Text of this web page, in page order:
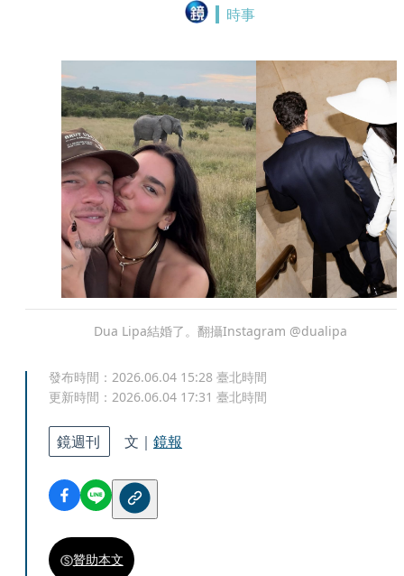
時事
Dua Lipa結婚了。翻攝Instagram @dualipa
發布時間： 2026.06.04 15:28 臺北時間
更新時間： 2026.06.04 17:31 臺北時間
鏡週刊 文｜ 鏡報
贊助本文